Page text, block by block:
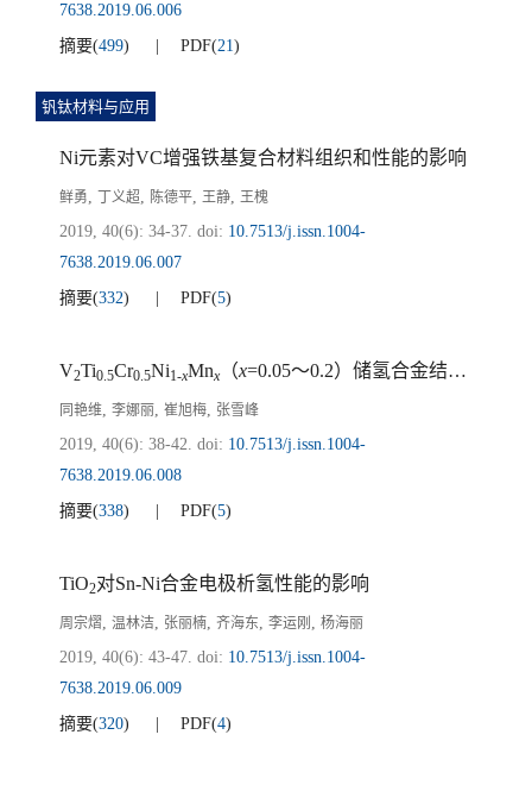
7638.2019.06.006
摘要(499) PDF(21)
钒钛材料与应用
Ni元素对VC增强铁基复合材料组织和性能的影响
鲜勇, 丁义超, 陈德平, 王静, 王槐
2019, 40(6): 34-37. doi: 10.7513/j.issn.1004-
7638.2019.06.007
摘要(332) PDF(5)
V2Ti0.5Cr0.5Ni1-xMnx（x=0.05～0.2）储氢合金结构和电化学性能研究
同艳维, 李娜丽, 崔旭梅, 张雪峰
2019, 40(6): 38-42. doi: 10.7513/j.issn.1004-
7638.2019.06.008
摘要(338) PDF(5)
TiO2对Sn-Ni合金电极析氢性能的影响
周宗熠, 温林洁, 张丽楠, 齐海东, 李运刚 , 杨海丽
2019, 40(6): 43-47. doi: 10.7513/j.issn.1004-
7638.2019.06.009
摘要(320) PDF(4)